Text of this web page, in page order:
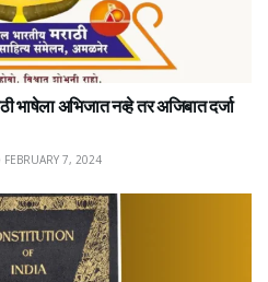
भाषेला अभिजात नव्हे तर अजिबात दर्जा
FEBRUARY 7, 2024